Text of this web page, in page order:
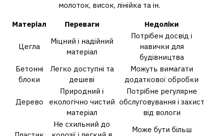
молоток, висок, лінійка та ін.
Матеріал Переваги Недоліки
Цегла
Міцний і надійний
матеріал
Потрібен досвід і
навички для
будівництва
Бетонні
блоки
Легко доступні та
дешеві
Можуть вимагати
додаткової обробки
Дерево
Природний і
екологічно чистий
матеріал
Потрібне регулярне
обслуговування і захист
від вологи
Не схильний до
Може бути більш